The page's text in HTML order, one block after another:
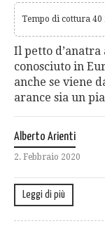
Tempo di cottura
Il petto
conosciuto in
anche se viene
arance sia un
Alberto Arienti
2. Febbraio 2020
Leggi di più